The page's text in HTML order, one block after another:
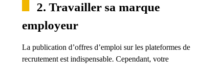
2. Travailler sa marque
employeur
La publication d’offres d’emploi sur les plateformes de
recrutement est indispensable. Cependant, votre